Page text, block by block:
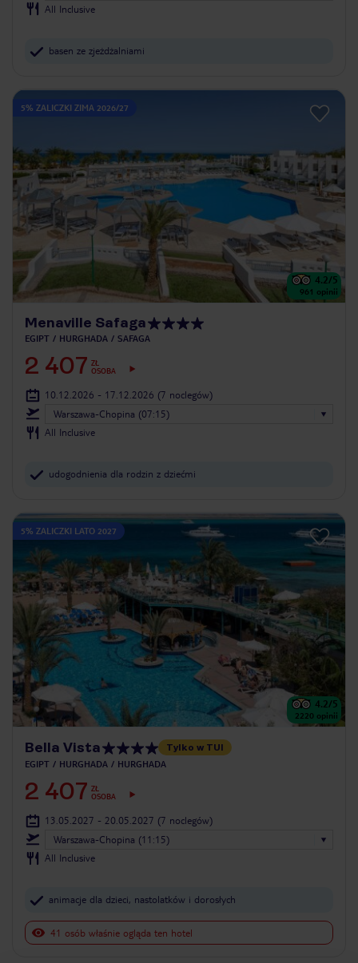
All Inclusive
basen ze zjeżdżalniami
5% ZALICZKI ZIMA 2026/27
4.2/5
961 opinii
Menaville Safaga
EGIPT HURGHADA SAFAGA
2 407 ZŁ
OSOBA
10.12.2026 - 17.12.2026 (7 noclegów)
Warszawa-Chopina (07:15)
All Inclusive
udogodnienia dla rodzin z dziećmi
5% ZALICZKI LATO 2027
4.2/5
2220 opinii
Bella Vista Tylko w TUI
EGIPT HURGHADA HURGHADA
2 407 ZŁ
OSOBA
13.05.2027 - 20.05.2027 (7 noclegów)
Warszawa-Chopina (11:15)
All Inclusive
animacje dla dzieci, nastolatków i dorosłych
41 osób właśnie ogląda ten hotel